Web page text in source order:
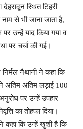
देहरादून स्थित टिहरी
से भी जाना जाता है,
उन्हें याद किया गया व
पर चर्चा की गई।
नैथानी ने कहा कि
अंतिम अंतिम लड़ाई 100
पर उन्हें उपहार
का तोहफा दिया।
ने कहा कि उन्हें खुशी है कि